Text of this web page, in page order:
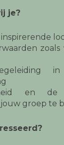
je?
in
en de
groep te